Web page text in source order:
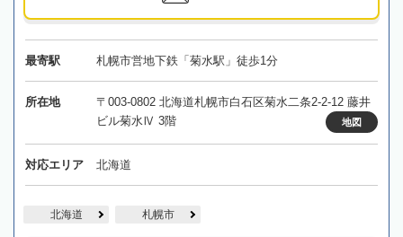
最寄駅 札幌市営地下鉄「菊水駅」徒歩1分
所在地
〒003-0802 北海道札幌市白石区菊水二条2-2-12 藤井
ビル菊水Ⅳ 3階
地図
対応エリア 北海道
北海道 札幌市